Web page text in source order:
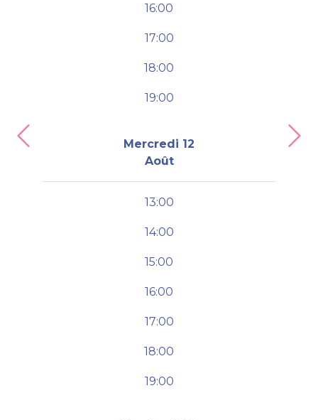
16:00
17:00
18:00
19:00
Mercredi 12
Août
13:00
14:00
15:00
16:00
17:00
18:00
19:00
Previous